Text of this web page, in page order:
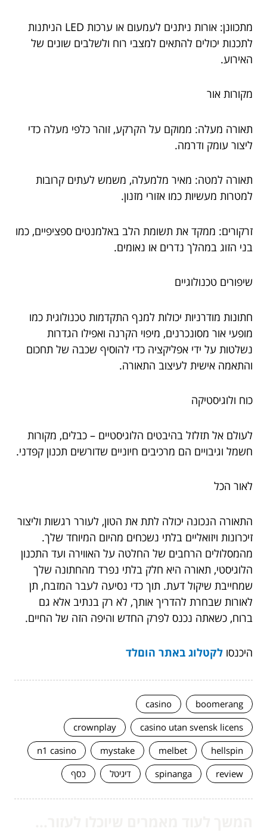
מתכוונן: אורות ניתנים לעמעום או ערכות LED הניתנות
לתכנות יכולים להתאים למצבי רוח ולשלבים שונים של
האירוע.
מקורות אור
תאורה מעלה: ממוקם על הקרקע, זוהר כלפי מעלה כדי
ליצור עומק ודרמה.
תאורה למטה: מאיר מלמעלה, משמש לעתים קרובות
למטרות מעשיות כמו אזורי מזנון.
זרקורים: ממקד את תשומת הלב באלמנטים ספציפיים, כמו
בני הזוג במהלך נדרים או נאומים.
שיפורים טכנולוגיים
חתונות מודרניות יכולות למנף התקדמות טכנולוגית כמו
מופעי אור מסונכרנים, מיפוי הקרנה ואפילו הגדרות
נשלטות על ידי אפליקציה כדי להוסיף שכבה של תחכום
והתאמה אישית לעיצוב התאורה.
כוח ולוגיסטיקה
לעולם אל תזלזל בהיבטים הלוגיסטיים – כבלים, מקורות
חשמל וגיבויים הם מרכיבים חיוניים שדורשים תכנון קפדני.
לאור הכל
התאורה הנכונה יכולה לתת את הטון, לעורר רגשות וליצור
זיכרונות ויזואליים בלתי נשכחים מהיום המיוחד שלך.
מהמסלולים הרחבים של החלטה על האווירה ועד התכנון
הלוגיסטי, תאורה היא חלק בלתי נפרד מהחתונה שלך
שמחייבת שיקול דעת. תוך כדי נסיעה לעבר המזבח, תן
לאורות שבחרת להדריך אותך, לא רק בנתיב אלא גם
ברוח, כשאתה נכנס לפרק החדש והיפה הזה של החיים.
היכנסו לקטלוג באתר הוםלד
boomerang
casino
casino utan svensk licens
crownplay
hellspin
melbet
mystake
n1 casino
review
spinanga דיגיטל כסף